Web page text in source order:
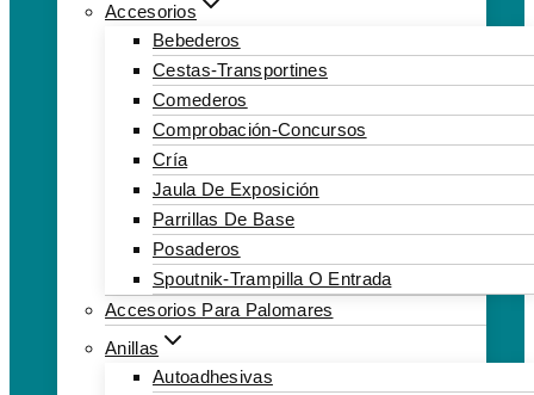
Accesorios
Bebederos
Cestas-Transportines
Comederos
Comprobación-Concursos
Cría
Jaula De Exposición
Parrillas De Base
Posaderos
Spoutnik-Trampilla O Entrada
Accesorios Para Palomares
Anillas
Autoadhesivas